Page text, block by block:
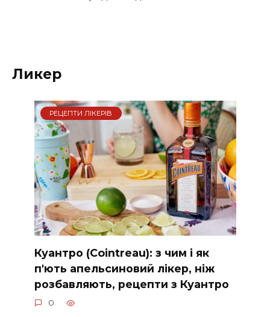
Ликер
РЕЦЕПТИ ЛІКЕРІВ
Куантро (Cointreau): з чим і як
п'ють апельсиновий лікер, ніж
розбавляють, рецепти з Куантро
0